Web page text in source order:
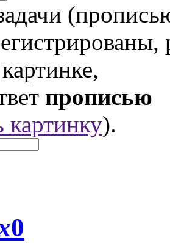
прописью
картинку).
0